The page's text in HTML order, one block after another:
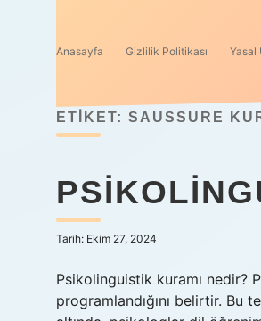
Anasayfa Gizlilik Politikası Yasal
ETIKET: SAUSSURE
Tarih: Ekim 27, 2024
Psikolinguistik kuramı nedir?
programlandığını belirtir. Bu